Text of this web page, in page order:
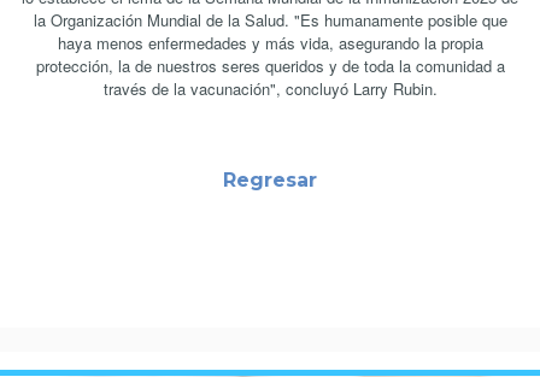
la Organización Mundial de la Salud. "Es humanamente posible que
haya menos enfermedades y más vida, asegurando la propia
protección, la de nuestros seres queridos y de toda la comunidad a
través de la vacunación", concluyó Larry Rubin.
Regresar